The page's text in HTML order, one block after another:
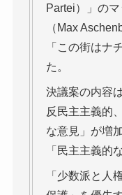
Partei）」の
（Max
「この街はナ
た。
決議案の内容
反民主主義的
な意見」が増
「民主主義的
「少数派と人